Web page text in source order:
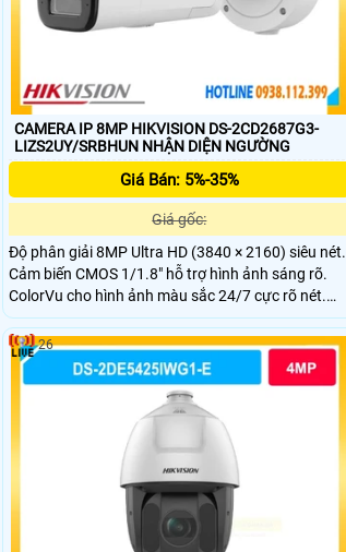
CAMERA IP 8MP HIKVISION DS-2CD2687G3-
LIZS2UY/SRBHUN NHẬN DIỆN NGƯỜNG
Giá Bán: 5%-35%
Giá gốc:
Độ phân giải 8MP Ultra HD (3840 × 2160) siêu nét.
Cảm biến CMOS 1/1.8" hỗ trợ hình ảnh sáng rõ.
ColorVu cho hình ảnh màu sắc 24/7 cực rõ nét.
Smart Hybrid Light hỗ trợ đèn kép tầm xa 60m.
26